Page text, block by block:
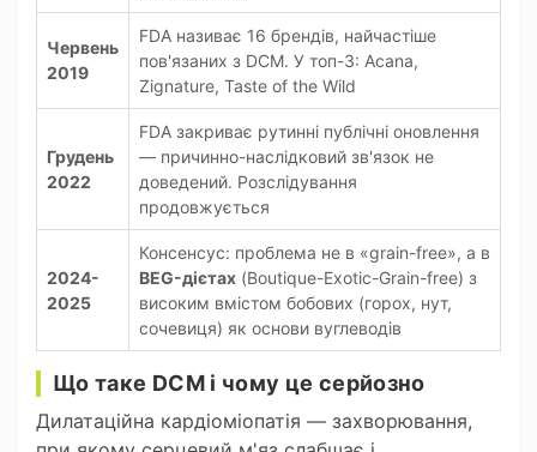
Червень
2019
FDA називає 16 брендів, найчастіше
пов'язаних з DCM. У топ-3: Acana,
Zignature, Taste of the Wild
Грудень
2022
FDA закриває рутинні публічні оновлення
— причинно-наслідковий зв'язок не
доведений. Розслідування
продовжується
2024-
2025
Консенсус: проблема не в «grain-free», а в
BEG-дієтах (Boutique-Exotic-Grain-free) з
високим вмістом бобових (горох, нут,
сочевиця) як основи вуглеводів
Що таке DCM і чому це серйозно
Дилатаційна кардіоміопатія — захворювання,